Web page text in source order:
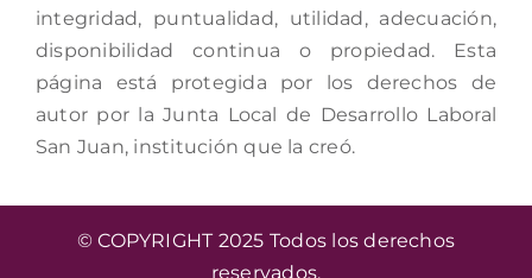
integridad, puntualidad, utilidad, adecuación,
disponibilidad continua o propiedad. Esta
página está protegida por los derechos de
autor por la Junta Local de Desarrollo Laboral
San Juan, institución que la creó.
© COPYRIGHT 2025 Todos los derechos
reservados.